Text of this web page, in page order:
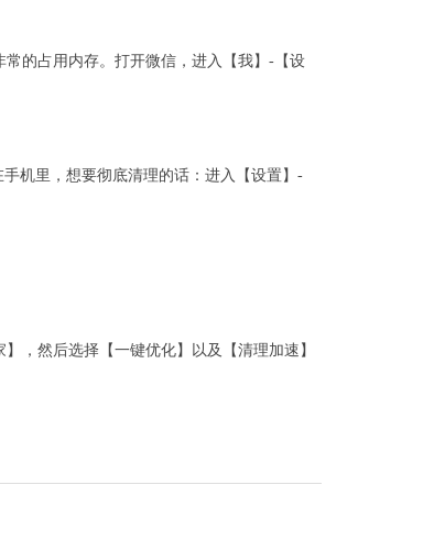
的占用内存。打开微信，进入【我】-【设
机里，想要彻底清理的话：进入【设置】-
，然后选择【一键优化】以及【清理加速】